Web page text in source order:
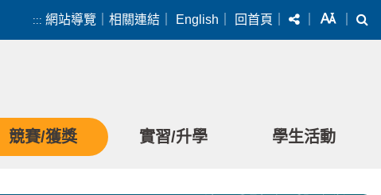
::: 網站導覽 相關連結 English 回首頁 分享 字級
競賽/獲獎 實習/升學 學生活動